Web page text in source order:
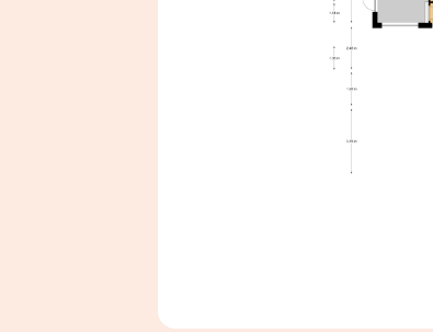
GEÏNTERESSEERD IN DEZE